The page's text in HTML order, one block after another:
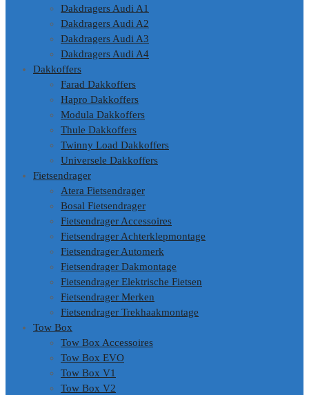
Dakdragers Audi A1
Dakdragers Audi A2
Dakdragers Audi A3
Dakdragers Audi A4
Dakkoffers
Farad Dakkoffers
Hapro Dakkoffers
Modula Dakkoffers
Thule Dakkoffers
Twinny Load Dakkoffers
Universele Dakkoffers
Fietsendrager
Atera Fietsendrager
Bosal Fietsendrager
Fietsendrager Accessoires
Fietsendrager Achterklepmontage
Fietsendrager Automerk
Fietsendrager Dakmontage
Fietsendrager Elektrische Fietsen
Fietsendrager Merken
Fietsendrager Trekhaakmontage
Tow Box
Tow Box Accessoires
Tow Box EVO
Tow Box V1
Tow Box V2